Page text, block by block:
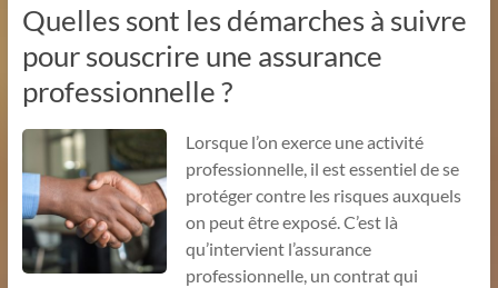
Quelles sont les démarches à suivre
pour souscrire une assurance
professionnelle ?
Lorsque l’on exerce une activité
professionnelle, il est essentiel de se
protéger contre les risques auxquels
on peut être exposé. C’est là
qu’intervient l’assurance
professionnelle, un contrat qui